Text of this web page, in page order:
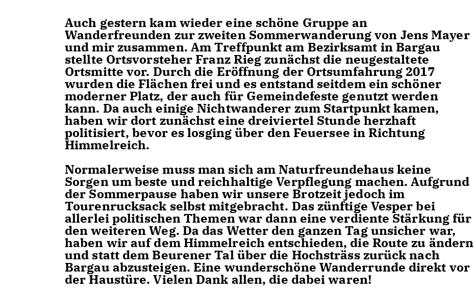
Auch gestern kam wieder eine schöne Gruppe an
Wanderfreunden zur zweiten Sommerwanderung von Jens Mayer
und mir zusammen. Am Treffpunkt am Bezirksamt in Bargau
stellte Ortsvorsteher Franz Rieg zunächst die neugestaltete
Ortsmitte vor. Durch die Eröffnung der Ortsumfahrung 2017
wurden die Flächen frei und es entstand seitdem ein schöner
moderner Platz, der auch für Gemeindefeste genutzt werden
kann. Da auch einige Nichtwanderer zum Startpunkt kamen,
haben wir dort zunächst eine dreiviertel Stunde herzhaft
politisiert, bevor es losging über den Feuersee in Richtung
Himmelreich.
Normalerweise muss man sich am Naturfreundehaus keine
Sorgen um beste und reichhaltige Verpflegung machen. Aufgrund
der Sommerpause haben wir unsere Brotzeit jedoch im
Tourenrucksack selbst mitgebracht. Das zünftige Vesper bei
allerlei politischen Themen war dann eine verdiente Stärkung für
den weiteren Weg. Da das Wetter den ganzen Tag unsicher war,
haben wir auf dem Himmelreich entschieden, die Route zu ändern
und statt dem Beurener Tal über die Hochsträss zurück nach
Bargau abzusteigen. Eine wunderschöne Wanderrunde direkt vor
der Haustüre. Vielen Dank allen, die dabei waren!